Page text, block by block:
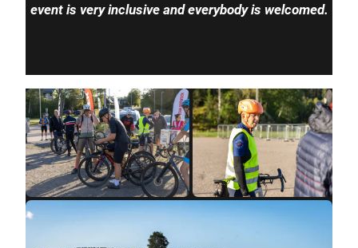
event is very inclusive and everybody is welcomed.